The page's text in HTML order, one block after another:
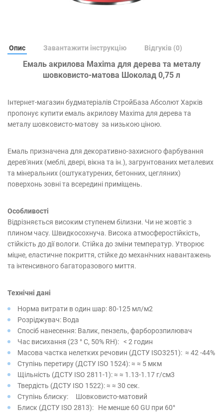
Опис Завантажити інструкцію Відгуків (0)
Емаль акрилова Maxima для дерева та металу
шовковисто-матова Шоколад 0,75 л
Інтернет-магазин будматеріалів СтройБаза Абсолют Харків
пропонує купити емаль акрилову Maxima для дерева та
металу шовковисто-матову за низькою ціною.
Емаль призначена для декоративно-захисного фарбування
дерев'яних (меблі, двері, вікна та ін.), загрунтованих металевих
та мінеральних (оштукатурених, бетонних, цегляних)
поверхонь зовні та всередині приміщень.
Особливості
Відрізняється високим ступенем білизни. Чи не жовтіє з
плином часу. Швидкосохнуча. Висока атмосферостійкість,
стійкість до дії вологи. Стійка до зміни температур. Утворює
міцне, еластичне покриття, стійке до механічних навантажень
та інтенсивного багаторазового миття.
Технічні дані
Норма витрати в один шар: 80-125 мл/м2
Розріджувач: Вода
Спосіб нанесення: Валик, пензель, фарборозпилювач
Час висихання (23 ° С, 50% RH): < 2 годин
Масова частка нелетких речовин (ДСТУ ISO3251): ≈ 42 -44%
Ступінь перетиру (ДСТУ ISO 1524): ≈ ≈ 5 мкм
Щільність (ДСТУ ISO 2811-1): ≈ ≈ 1.13-1.17 г/см3
Твердість (ДСТУ ISO 1522): ≈ ≈ 30 сек.
Ступінь блиску: Шовковисто-матовий
Блиск (ДСТУ ISO 2813): Не менше 60 GU при 60°